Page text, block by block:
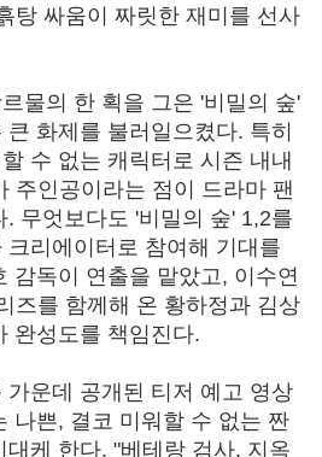
탕 싸움이 짜릿한 재미를 선사
물의 한 획을 그은 '비밀의 숲'
화제를 불러일으켰다. 특히
수 없는 캐릭터로 시즌 내내
주인공이라는 점이 드라마 팬
무엇보다도 '비밀의 숲' 1,2를
리에이터로 참여해 기대를
감독이 연출을 맡았고, 이수연
즈를 함께해 온 황하정과 김상
완성도를 책임진다.
가운데 공개된 티저 예고 영상
나쁜, 결코 미워할 수 없는 짠
케 한다. "베테랑 검사, 지옥